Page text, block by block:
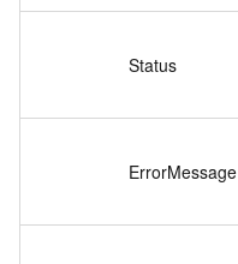
Status
ErrorMessage